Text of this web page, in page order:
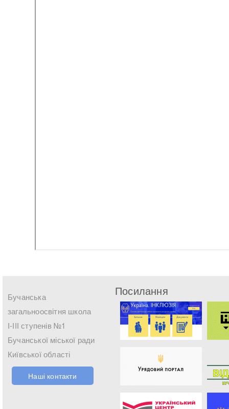
Бучанська
загальноосвітня школа
І-ІІІ ступенів №1
Бучанської міської ради
Київської області
Наші контакти
Посилання